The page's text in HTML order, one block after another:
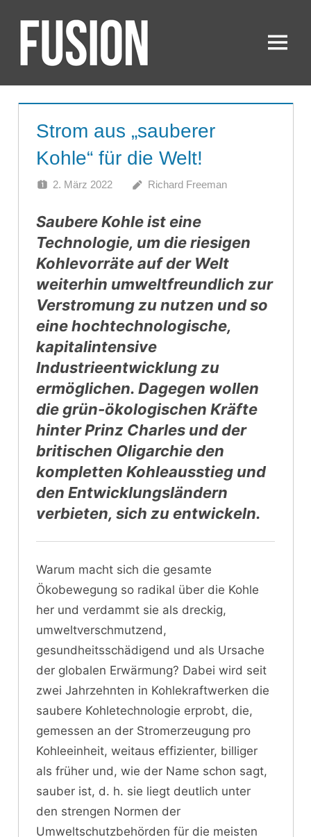
Inhalt
springenFUSION Menü
Strom aus „sauberer
Kohle“ für die Welt!
2. März 2022 Richard Freeman
Saubere Kohle ist eine
Technologie, um die riesigen
Kohlevorräte auf der Welt
weiterhin umweltfreundlich zur
Verstromung zu nutzen und so
eine hochtechnologische,
kapitalintensive
Industrieentwicklung zu
ermöglichen. Dagegen wollen
die grün-ökologischen Kräfte
hinter Prinz Charles und der
britischen Oligarchie den
kompletten Kohleausstieg und
den Entwicklungsländern
verbieten, sich zu entwickeln.
Warum macht sich die gesamte
Ökobewegung so radikal über die Kohle
her und verdammt sie als dreckig,
umweltverschmutzend,
gesundheitsschädigend und als Ursache
der globalen Erwärmung? Dabei wird seit
zwei Jahrzehnten in Kohlekraftwerken die
saubere Kohletechnologie erprobt, die,
gemessen an der Stromerzeugung pro
Kohleeinheit, weitaus effizienter, billiger
als früher und, wie der Name schon sagt,
sauber ist, d. h. sie liegt deutlich unter
den strengen Normen der
Umweltschutzbehörden für die meisten